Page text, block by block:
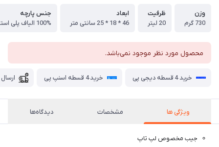
وزن
730 گرم
ظرفیت
20 لیتر
ابعاد
46 * 18 * 25 سانتی متر
جنس پارچه
100% الیاف پلی استر
محصول مورد نظر موجود نمی‌باشد.
خرید 4 قسطه دیجی پی خرید 4 قسطه اسنپ پی
ویژگی ها مشخصات دیدگاه‌ها
جیب مخصوص لپ تاپ